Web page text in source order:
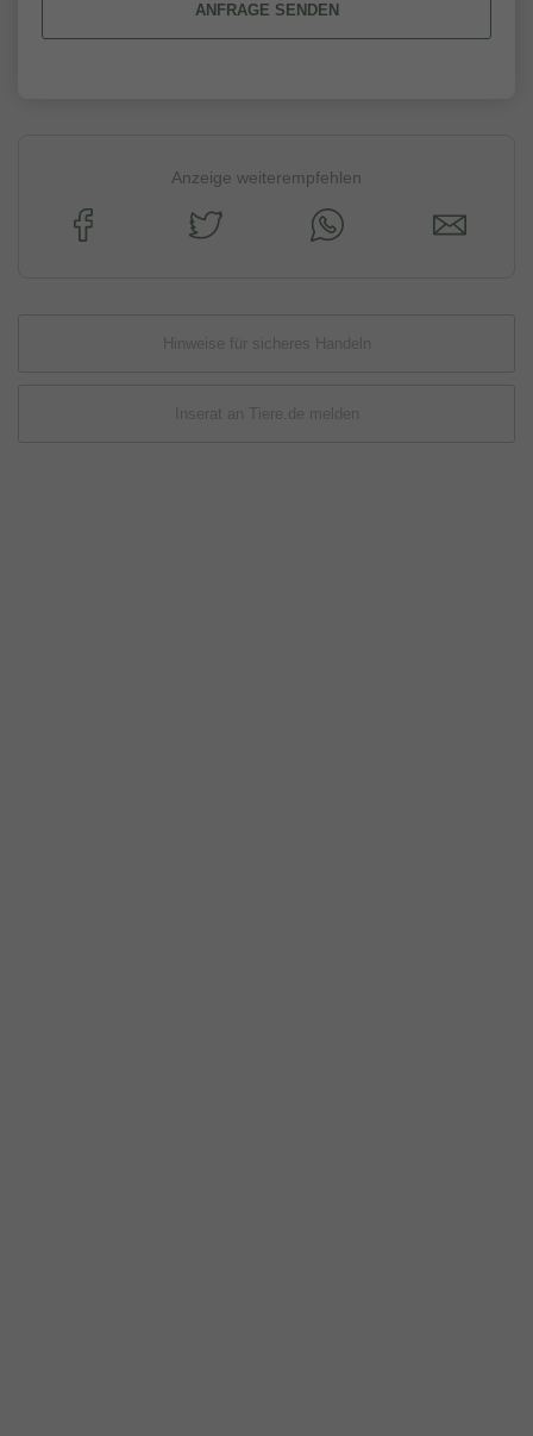
ANFRAGE SENDEN
Anzeige weiterempfehlen
Hinweise für sicheres Handeln
Inserat an Tiere.de melden